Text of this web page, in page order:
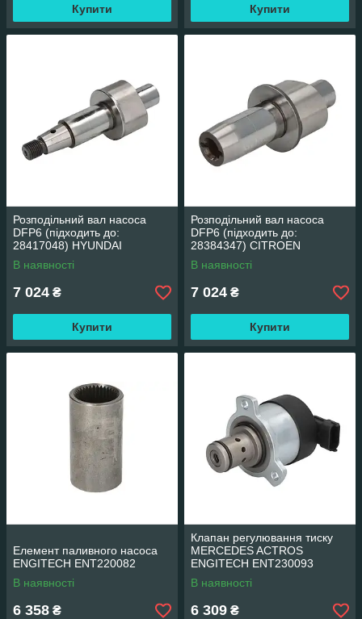
Купити Купити
Розподільний вал насоса
DFP6 (підходить до:
28417048) HYUNDAI
ENGITECH ENT230147
В наявності
7 024 ₴
Купити
Розподільний вал насоса
DFP6 (підходить до:
28384347) CITROEN
ENGITECH ENT230120
В наявності
7 024 ₴
Купити
Елемент паливного насоса
ENGITECH ENT220082
В наявності
6 358 ₴
Клапан регулювання тиску
MERCEDES ACTROS
ENGITECH ENT230093
В наявності
6 309 ₴